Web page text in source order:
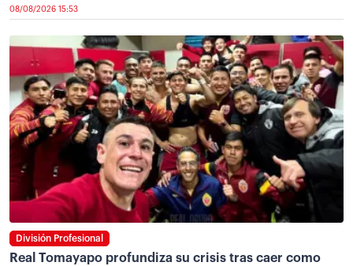
08/08/2026 15:53
División Profesional
Real Tomayapo profundiza su crisis tras caer como